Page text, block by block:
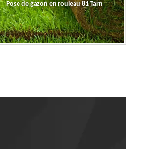
Pose de gazon en rouleau 81 Tarn